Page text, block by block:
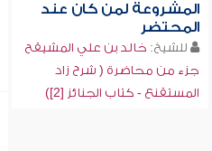
المشروعة لمن كان عند
المحتضر
للشيخ: خالد بن علي المشيقح
جزء من محاضرة ( شرح زاد
المستقنع - كتاب الجنائز [2])